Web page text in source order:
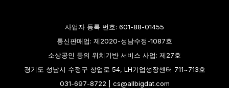
사업자 등록 번호: 601-88-01455
통신판매업: 제2020-성남수정-1087호
소상공인 등의 위치기반 서비스 사업: 제27호
경기도 성남시 수정구 창업로 54, LH기업성장센터 711~713호
031-697-8722 | cs@allbigdat.com